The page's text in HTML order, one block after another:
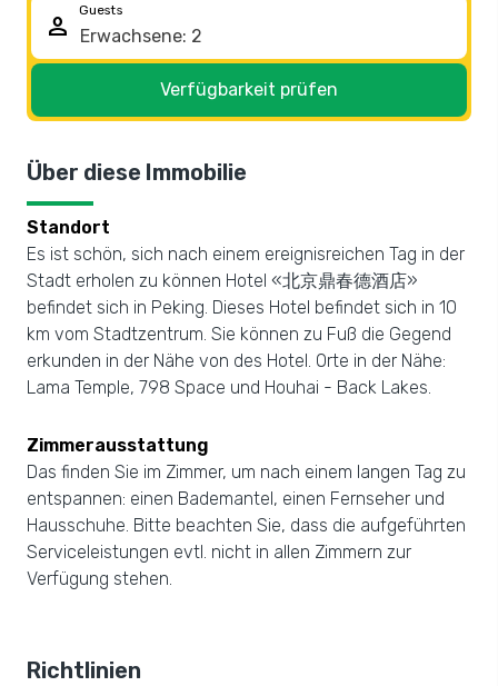
person
Guests
Verfügbarkeit prüfen
Über diese Immobilie
Standort
Es ist schön, sich nach einem ereignisreichen Tag in der
Stadt erholen zu können Hotel «北京鼎春德酒店»
befindet sich in Peking. Dieses Hotel befindet sich in 10
km vom Stadtzentrum. Sie können zu Fuß die Gegend
erkunden in der Nähe von des Hotel. Orte in der Nähe:
Lama Temple, 798 Space und Houhai - Back Lakes.
Zimmerausstattung
Das finden Sie im Zimmer, um nach einem langen Tag zu
entspannen: einen Bademantel, einen Fernseher und
Hausschuhe. Bitte beachten Sie, dass die aufgeführten
Serviceleistungen evtl. nicht in allen Zimmern zur
Verfügung stehen.
Richtlinien